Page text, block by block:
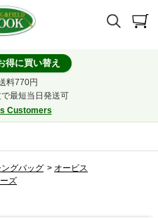
得に買い替え
料770円
最短当日発送可
Customers
グバッグ > オービス
ズ